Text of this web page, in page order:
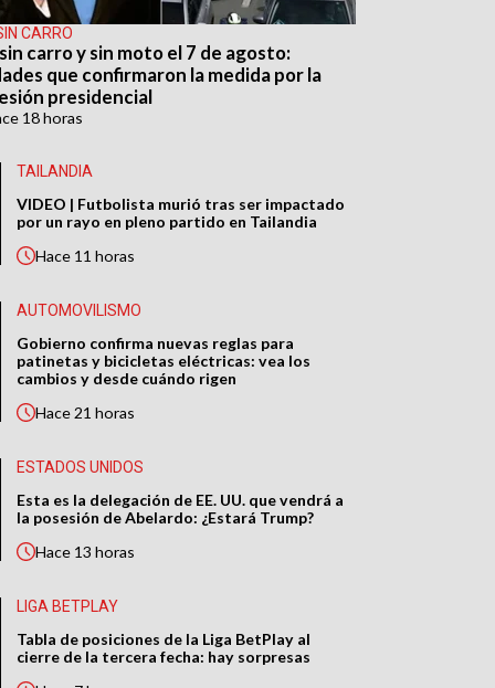
CARRO
carro y sin moto el 7 de agosto:
que confirmaron la medida por la
presidencial
18 horas
TAILANDIA
VIDEO | Futbolista murió tras ser impactado
por un rayo en pleno partido en Tailandia
Hace 11 horas
AUTOMOVILISMO
Gobierno confirma nuevas reglas para
patinetas y bicicletas eléctricas: vea los
cambios y desde cuándo rigen
Hace21 horas
ESTADOS UNIDOS
Esta es la delegación de EE. UU. que vendrá a
la posesión de Abelardo: ¿Estará Trump?
Hace 13 horas
LIGA BETPLAY
Tabla de posiciones de la Liga BetPlay al
cierre de la tercera fecha: hay sorpresas